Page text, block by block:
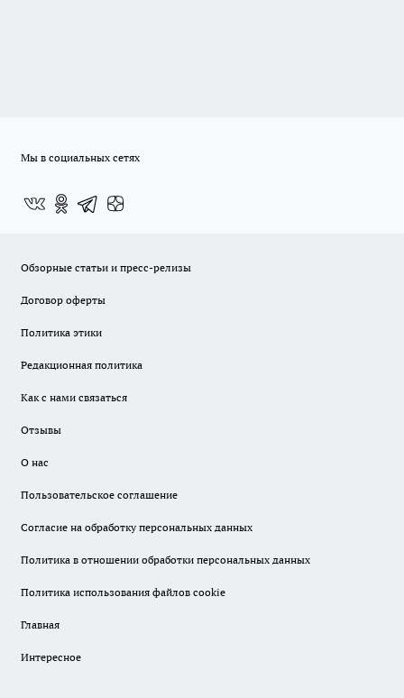
Мы в социальных сетях
Обзорные статьи и пресс-релизы
Договор оферты
Политика этики
Редакционная политика
Как с нами связаться
Отзывы
О нас
Пользовательское соглашение
Согласие на обработку персональных данных
Политика в отношении обработки персональных данных
Политика использования файлов cookie
Главная
Интересное